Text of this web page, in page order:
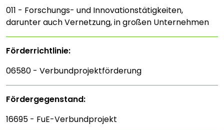
011 - Forschungs- und Innovationstätigkeiten,
darunter auch Vernetzung, in großen Unternehmen
Förderrichtlinie:
06580 - Verbundprojektförderung
Fördergegenstand:
16695 - FuE-Verbundprojekt